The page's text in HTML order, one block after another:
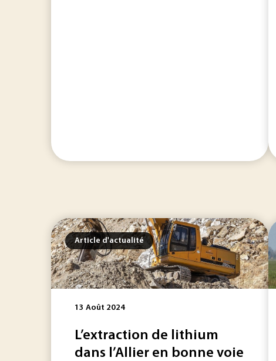
Article d'actualité
13 Août 2024
L’extraction de lithium
dans l’Allier en bonne voie